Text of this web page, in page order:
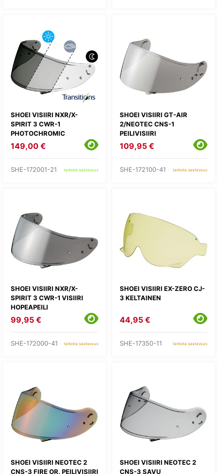
SHOEI VISIIRI NXR/X-
SPIRIT 3 CWR-1
PHOTOCHROMIC
149,00 €
SHE-172001-21 tarkista saatavuus
SHOEI VISIIRI GT-AIR
2/NEOTEC CNS-1
PEILIVISIIRI
109,95 €
SHE-172100-41 tarkista saatavuus
SHOEI VISIIRI NXR/X-
SPIRIT 3 CWR-1 VISIIRI
HOPEAPEILI
99,95 €
SHE-172000-41 tarkista saatavuus
SHOEI VISIIRI EX-ZERO CJ-
3 KELTAINEN
44,95 €
SHE-17350-11 tarkista saatavuus
SHOEI VISIIRI NEOTEC 2
CNS-3 FIRE OR. PEILIVISIIRI
SHOEI VISIIRI NEOTEC 2
CNS-3 SAVU